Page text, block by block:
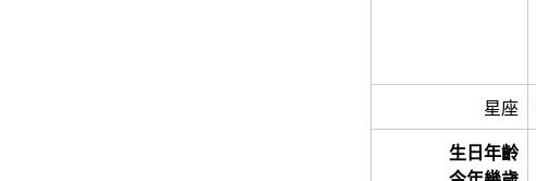
星座
生日年齡